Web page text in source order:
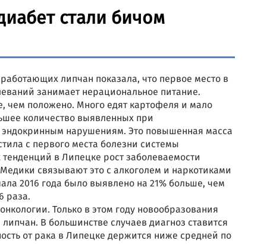
стали бичом
липчан показала, что первое место в
занимает нерациональное питание.
чем положено. Много едят картофеля и мало
количество выявленных при
нарушениям. Это повышенная масса
с первого места болезни системы
в Липецке рост заболеваемости
связывают это с алкоголем и наркотиками
2016 года было выявлено на 21% больше, чем
раза.
Только в этом году новообразования
В большинстве случаев диагноз ставится
от рака в Липецке держится ниже средней по